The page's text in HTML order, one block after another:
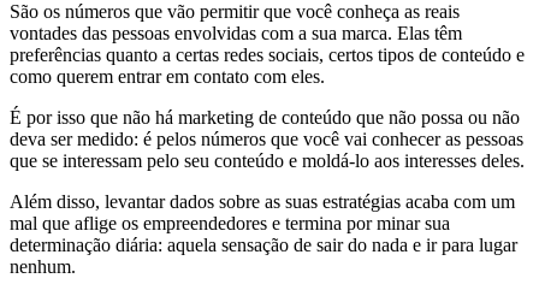
São os números que vão permitir que você conheça as reais
vontades das pessoas envolvidas com a sua marca. Elas têm
preferências quanto a certas redes sociais, certos tipos de conteúdo e
como querem entrar em contato com eles.
É por isso que não há marketing de conteúdo que não possa ou não
deva ser medido: é pelos números que você vai conhecer as pessoas
que se interessam pelo seu conteúdo e moldá-lo aos interesses deles.
Além disso, levantar dados sobre as suas estratégias acaba com um
mal que aflige os empreendedores e termina por minar sua
determinação diária: aquela sensação de sair do nada e ir para lugar
nenhum.